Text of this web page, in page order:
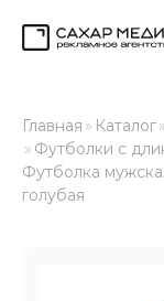
Главная » Каталог»
» Футболки с
Футболка
голубая